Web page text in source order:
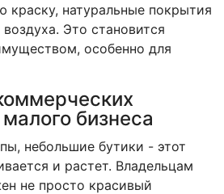
краску, натуральные покрытия
Это становится
особенно для
бизнеса
небольшие бутики - этот
и растет. Владельцам
не просто красивый